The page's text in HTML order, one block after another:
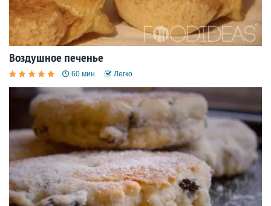
Воздушное печенье
60 мин. Легко